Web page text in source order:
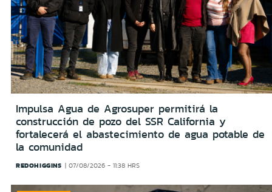
Impulsa Agua de Agrosuper permitirá la
construcción de pozo del SSR California y
fortalecerá el abastecimiento de agua potable de
la comunidad
REDOHIGGINS 07/08/2026 - 11:38 HRS